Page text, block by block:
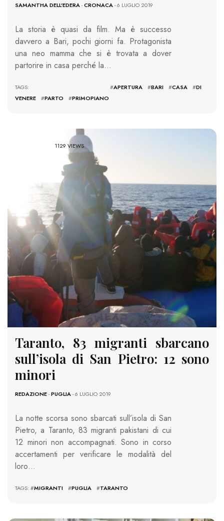
SAMANTHA DELL'EDERA-CRONACA- 6 LUGLIO 2019
La storia è quasi da film. Ma è successo
davvero a Bari, pochi giorni fa. Protagonista
una neo mamma che si è trovata a dover
partorire in casa perché la…
TAGS: #APERTURA #BARI #CASA #DI
VENERE
#PARTO #PRIMOPIANO
1129 VIEWS
Taranto, 83 migranti sbarcano
sull’isola di San Pietro: 12 sono
minori
REDAZIONE-PUGLIA- 6 LUGLIO 2019
La notte scorsa sono sbarcati sull’isola di San
Pietro, a Taranto, 83 migranti pakistani di cui
12 minori non accompagnati. Sono in corso
accertamenti per verificare le modalità del
loro…
TAGS: #MIGRANTI #PUGLIA #TARANTO